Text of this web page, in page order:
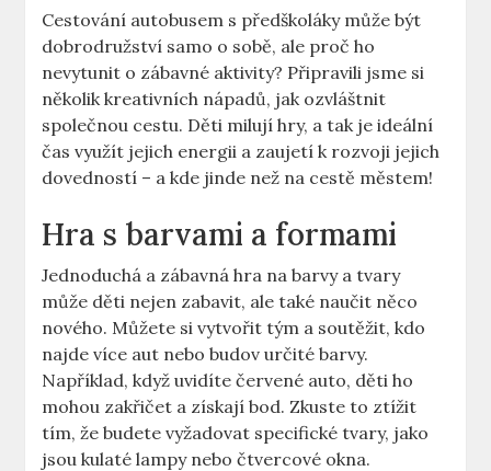
Cestování autobusem s předškoláky může⁣ být
dobrodružství ⁤samo o sobě, ‍ale proč ho
nevytunit o ​zábavné aktivity? Připravili jsme si
několik ⁢kreativních nápadů, jak ozvláštnit
společnou cestu. Děti ⁢milují hry, a tak je ‍ideální
čas využít jejich energii a ​zaujetí k rozvoji jejich
dovedností – a kde jinde než ‌na cestě městem!
Hra s barvami a formami
Jednoduchá a zábavná hra na barvy a tvary
může děti nejen zabavit, ale také⁤ naučit něco
nového.⁣ Můžete si vytvořit tým a soutěžit, ‍kdo
najde více aut nebo⁣ budov určité barvy.
Například, když uvidíte červené auto, děti ho
mohou⁢ zakřičet a​ získají⁢ bod. Zkuste ‍to ztížit
tím,‍ že budete vyžadovat⁣ specifické tvary, jako ​
jsou‍ kulaté lampy nebo čtvercové okna.